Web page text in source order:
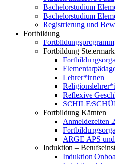
Bachelorstudium
Bachelorstudium
Registrierung und
Fortbildung
Fortbildungsprogramm
Fortbildung Steiermark
Lehrer*innen
Reflexive
SCHILF/
Fortbildung Kärnten
Anmeldezeiten
ARGE APS
Induktion –
Induktion